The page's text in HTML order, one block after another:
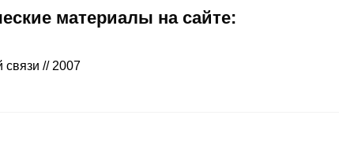
материалы на сайте:
связи // 2007